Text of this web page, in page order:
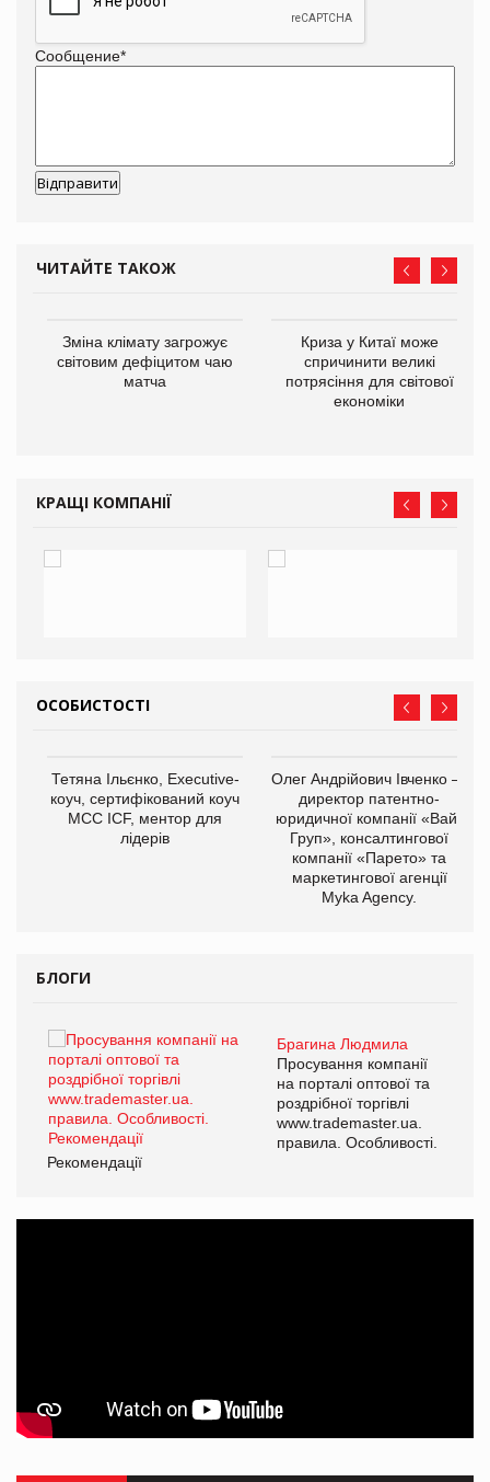
Сообщение*
ЧИТАЙТЕ ТАКОЖ
Зміна клімату загрожує
світовим дефіцитом чаю
матча
Криза у Китаї може
спричинити великі
потрясіння для світової
економіки
КРАЩІ КОМПАНІЇ
ОСОБИСТОСТІ
Тетяна Ільєнко, Executive-
коуч, сертифікований коуч
МСС ICF, ментор для
лідерів
Олег Андрійович Івченко —
директор патентно-
юридичної компанії «Вайз
Груп», консалтингової
компанії «Парето» та
маркетингової агенції
Myka Agency.
БЛОГИ
Брагина Людмила
Просування компанії
на порталі оптової та
роздрібної торгівлі
www.trademaster.ua.
правила. Особливості.
Рекомендації